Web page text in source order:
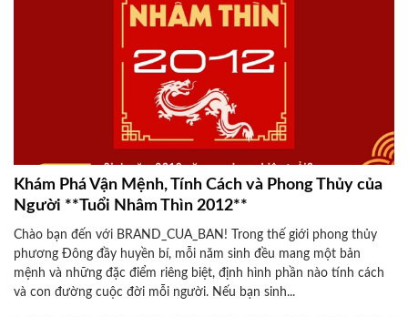
Khám Phá Vận Mệnh, Tính Cách và Phong Thủy của
Người **Tuổi Nhâm Thìn 2012**
Chào bạn đến với BRAND_CUA_BAN! Trong thế giới phong thủy
phương Đông đầy huyền bí, mỗi năm sinh đều mang một bản
mệnh và những đặc điểm riêng biệt, định hình phần nào tính cách
và con đường cuộc đời mỗi người. Nếu bạn sinh...